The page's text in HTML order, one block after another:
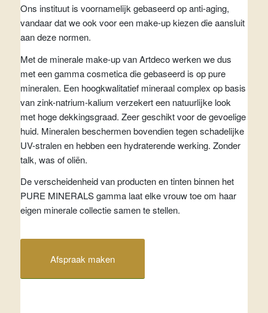
Ons instituut is voornamelijk gebaseerd op anti-aging,
vandaar dat we ook voor een make-up kiezen die aansluit
aan deze normen.
Met de minerale make-up van Artdeco werken we dus
met een gamma cosmetica die gebaseerd is op pure
mineralen. Een hoogkwalitatief mineraal complex op basis
van zink-natrium-kalium verzekert een natuurlijke look
met hoge dekkingsgraad. Zeer geschikt voor de gevoelige
huid. Mineralen beschermen bovendien tegen schadelijke
UV-stralen en hebben een hydraterende werking. Zonder
talk, was of oliën.
De verscheidenheid van producten en tinten binnen het
PURE MINERALS gamma laat elke vrouw toe om haar
eigen minerale collectie samen te stellen.
Afspraak maken